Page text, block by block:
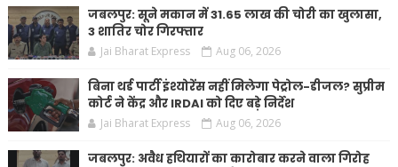
जबलपुर: सूने मकान में 31.65 लाख की चोरी का खुलासा,
3 शातिर चोर गिरफ्तार
Jai Bharat Express Aug 06, 2026
बिना थर्ड पार्टी इंश्योरेंस नहीं मिलेगा पेट्रोल-डीजल? सुप्रीम
कोर्ट ने केंद्र और IRDAI को दिए बड़े निर्देश
Jai Bharat Express Aug 06, 2026
जबलपुर: अवैध हथियारों का कारोबार करने वाला गिरोह